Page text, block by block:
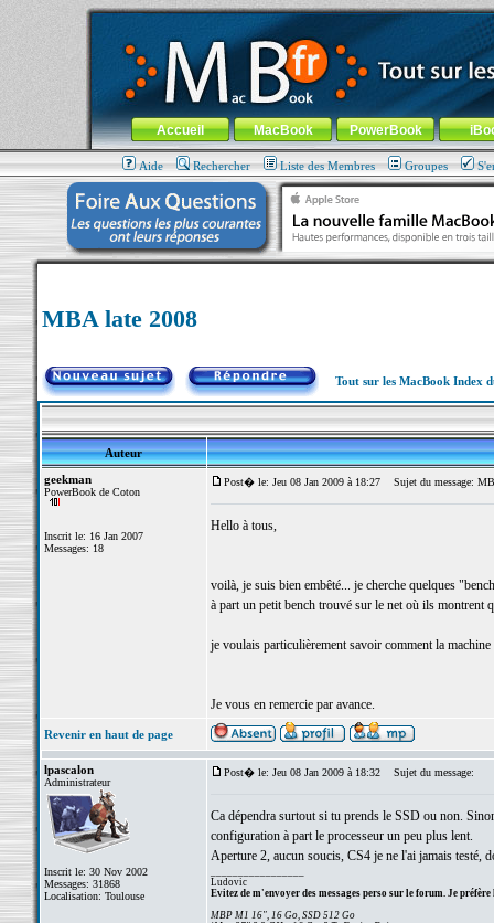
MacBook-fr.com : 100% Apple... 100% nomade !
Aller au contenu-Aller au menu général-Aller au menu de
Menu général
Accueil MacBook PowerBook
Aide Rechercher Liste des Membres Groupes
MBA late 2008
Tout sur les MacBook Index
Auteur
geekman
PowerBook de Coton
Inscrit le: 16 Jan 2007
Messages: 18
Post� le: Jeu 08 Jan 2009 à 18:27 Sujet du message:
Hello à tous,
voilà, je suis bien embêté... je cherche quelques
à part un petit bench trouvé sur le net où ils montrent
je voulais particulièrement savoir comment la
Je vous en remercie par avance.
Revenir en haut de page
lpascalon
Administrateur
Inscrit le: 30 Nov 2002
Messages: 31868
Localisation: Toulouse
Post� le: Jeu 08 Jan 2009 à 18:32 Sujet du message:
Ca dépendra surtout si tu prends le SSD ou non.
configuration à part le processeur un peu plus lent.
Aperture 2, aucun soucis, CS4 je ne l'ai jamais testé,
Ludovic
Evitez de m'envoyer des messages perso sur le forum. Je préfère
MBP M1 16", 16 Go, SSD 512 Go